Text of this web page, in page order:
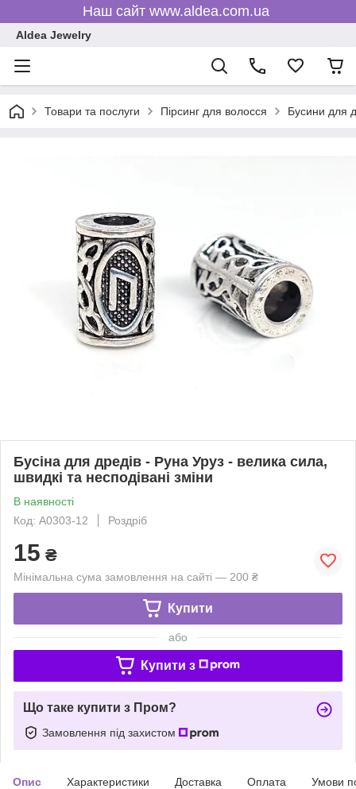
Наш сайт www.aldea.com.ua
Aldea Jewelry
Товари та послуги Пірсинг для волосся Бусини для
Бусіна для дредів - Руна Уруз - велика сила,
швидкі та несподівані зміни
В наявності
Код: A0303-12
Роздріб
15 ₴
Мінімальна сума замовлення на сайті — 200 ₴
Купити
або
Купити з
Що таке купити з Пром?
Замовлення під захистом
Опис Характеристики Доставка Оплата Умови